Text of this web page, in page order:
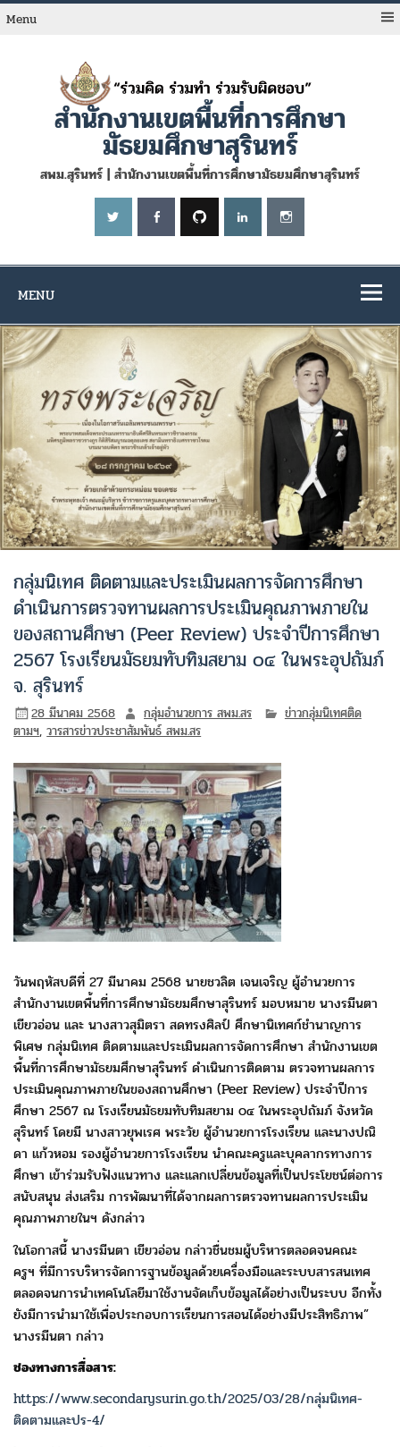
Skip
toMenu
สำนักงานเขตพื้นที่การศึกษา
มัธยมศึกษาสุรินทร์
สพม.สุรินทร์ | สำนักงานเขตพื้นที่การศึกษามัธยมศึกษาสุรินทร์
MENU
กลุ่มนิเทศ ติดตามและประเมินผลการจัดการศึกษา
ดำเนินการตรวจทานผลการประเมินคุณภาพภายใน
ของสถานศึกษา (Peer Review) ประจำปีการศึกษา
2567 โรงเรียนมัธยมทับทิมสยาม ๐๔ ในพระอุปถัมภ์
จ. สุรินทร์
28 มีนาคม 2568 กลุ่มอำนวยการ สพม.สร
ข่าวกลุ่มนิเทศติด
ตามฯ,วารสารข่าวประชาสัมพันธ์ สพม.สร
วันพฤหัสบดีที่ 27 มีนาคม 2568 นายชวลิต เจนเจริญ ผู้อำนวยการ
สำนักงานเขตพื้นที่การศึกษามัธยมศึกษาสุรินทร์ มอบหมาย นางรมีนตา
เขียวอ่อนและ นางสาวสุมิตรา สดทรงศิลป์ ศึกษานิเทศก์ชำนาญการ
พิเศษ กลุ่มนิเทศ ติดตามและประเมินผลการจัดการศึกษา สำนักงานเขต
พื้นที่การศึกษามัธยมศึกษาสุรินทร์ดำเนินการติดตาม ตรวจทานผลการ
ประเมินคุณภาพภายในของสถานศึกษา (Peer Review)ประจำปีการ
ศึกษา 2567 ณ โรงเรียนมัธยมทับทิมสยาม ๐๔ในพระอุปถัมภ์ จังหวัด
สุรินทร์ โดยมี นางสาวยุพเรศ พระวัย ผู้อำนวยการโรงเรียนและนางปณิ
ดา แก้วหอม รองผู้อำนวยการโรงเรียน นำคณะครูและบุคลากรทางการ
ศึกษาเข้าร่วมรับฟังแนวทาง และแลกเปลี่ยนข้อมูลที่เป็นประโยชน์ต่อการ
สนับสนุน ส่งเสริมการพัฒนาที่ได้จากผลการตรวจทานผลการประเมิน
คุณภาพภายในฯ ดังกล่าว
ในโอกาสนี้ นางรมีนตา เขียวอ่อน กล่าวชื่นชมผู้บริหารตลอดจนคณะ
ครูฯที่มีการบริหารจัดการฐานข้อมูลด้วยเครื่องมือและระบบสารสนเทศ
ตลอดจนการนำเทคโนโลยีมาใช้งานจัดเก็บข้อมูลได้อย่างเป็นระบบ อีกทั้ง
ยังมีการนำมาใช้เพื่อประกอบการเรียนการสอนได้อย่างมีประสิทธิภาพ”
นางรมีนตา กล่าว
ช่องทางการสื่อสาร:
https://www.secondarysurin.go.th/2025/03/28/กลุ่มนิเทศ-
ติดตามและปร-4/